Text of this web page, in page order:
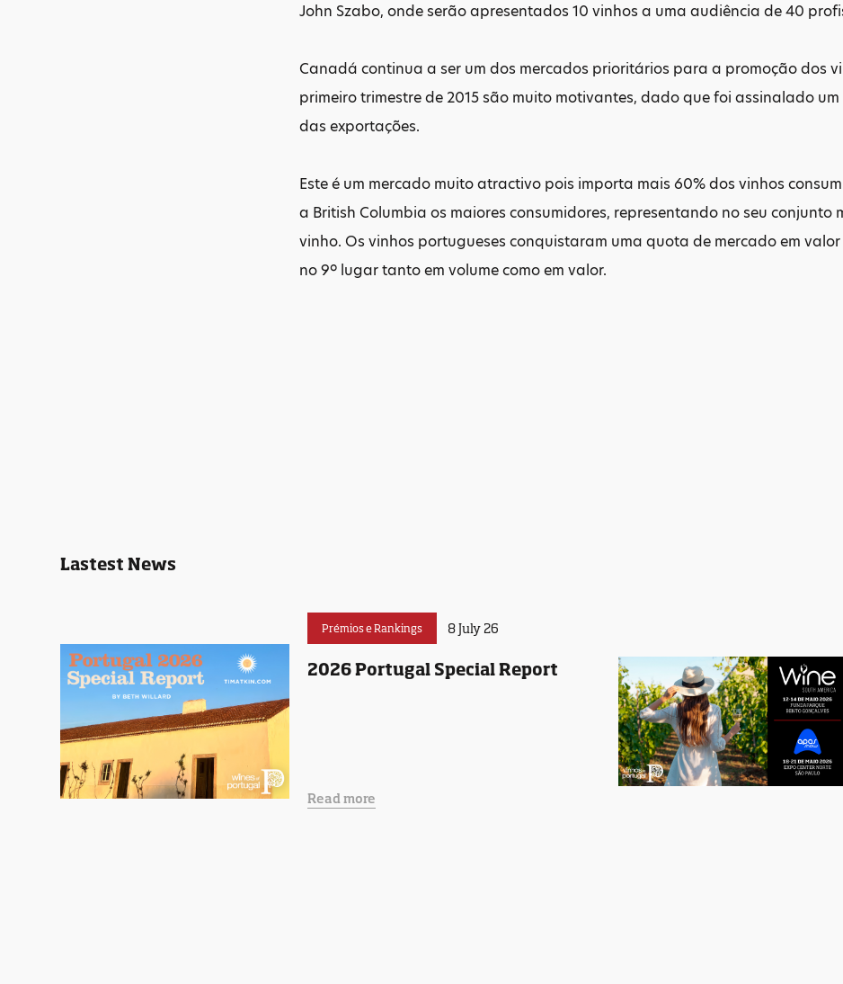
John Szabo, onde serão apresentados 10 vinhos a uma audiência de 40
Canadá continua a ser um dos mercados prioritários para a promoção dos
primeiro trimestre de 2015 são muito motivantes, dado que foi assinalado
das exportações.
Este é um mercado muito atractivo pois importa mais 60% dos vinhos
a British Columbia os maiores consumidores, representando no seu conjunto
vinho. Os vinhos portugueses conquistaram uma quota de mercado em
no 9º lugar tanto em volume como em valor.
Lastest News
Prémios e Rankings 8 July 26
2026 Portugal Special Report
Read more